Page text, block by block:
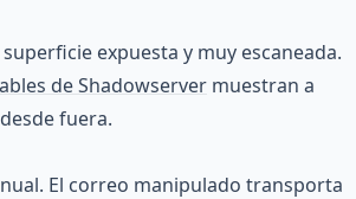
expuesta y muy escaneada.
de Shadowserver muestran a
fuera.
El correo manipulado transporta